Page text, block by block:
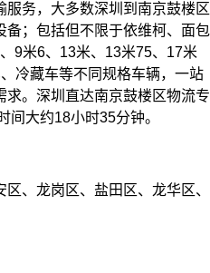
务，大多数深圳到南京鼓楼区
备；包括但不限于依维柯、面包
9米6、13米、13米75、17米
冷藏车等不同规格车辆，一站
。深圳直达南京鼓楼区物流专
间大约18小时35分钟。
、龙岗区、盐田区、龙华区、